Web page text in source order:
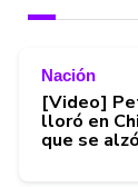
Nación
[Video]
lloró en
que se